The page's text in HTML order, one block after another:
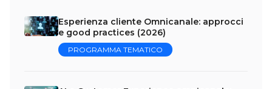
Esperienza cliente Omnicanale: approcci
e good practices (2026)
PROGRAMMA TEMATICO